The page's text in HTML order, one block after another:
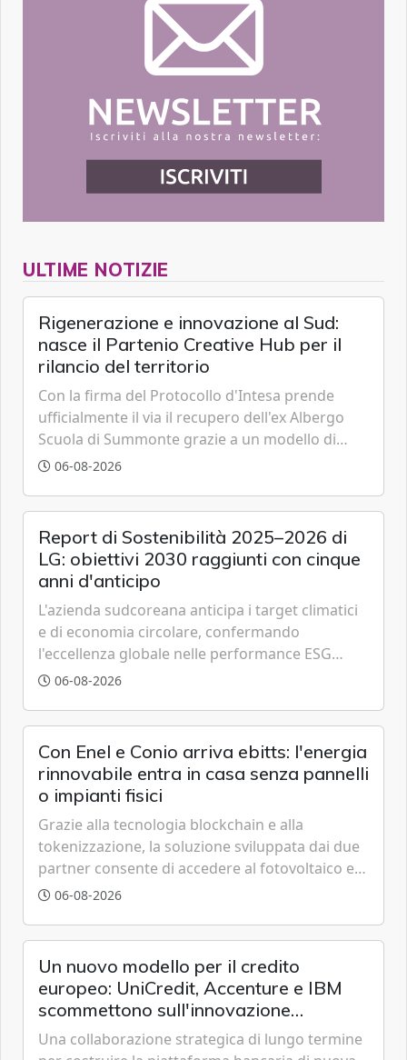
ULTIME NOTIZIE
Rigenerazione e innovazione al Sud:
nasce il Partenio Creative Hub per il
rilancio del territorio
Con la firma del Protocollo d'Intesa prende
ufficialmente il via il recupero dell'ex Albergo
Scuola di Summonte grazie a un modello di
partenariato pubblico-privato e a una rete di
06-08-2026
Report di Sostenibilità 2025–2026 di
LG: obiettivi 2030 raggiunti con cinque
anni d'anticipo
L'azienda sudcoreana anticipa i target climatici
e di economia circolare, confermando
l'eccellenza globale nelle performance ESG
grazie a innovazione, accessibilità e governance
06-08-2026
Con Enel e Conio arriva ebitts: l'energia
rinnovabile entra in casa senza pannelli
o impianti fisici
Grazie alla tecnologia blockchain e alla
tokenizzazione, la soluzione sviluppata dai due
partner consente di accedere al fotovoltaico e
all'eolico ottenendo risparmi diretti in bolletta,
06-08-2026
Un nuovo modello per il credito
europeo: UniCredit, Accenture e IBM
scommettono sull'innovazione
tecnologica
Una collaborazione strategica di lungo termine